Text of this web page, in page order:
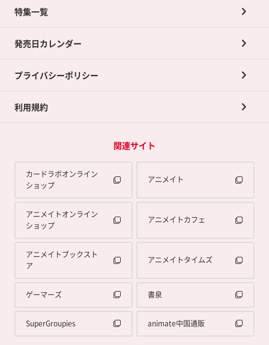
ネット買取について
買取承諾書について
ポイントカードTOP
ポイント交換景品
特集一覧
発売日カレンダー
プライバシーポリシー
利用規約
関連サイト
カードラボオンライン
ショップ
アニメイト
アニメイトオンライン
ショップ
アニメイトカフェ
アニメイトブックスト
ア
アニメイトタイムズ
ゲーマーズ 書泉
SuperGroupies animate中国通販